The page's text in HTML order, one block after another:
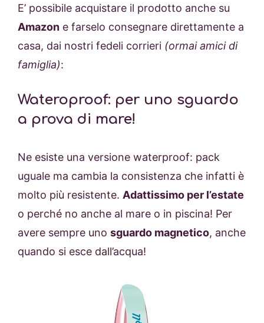
E’ possibile acquistare il prodotto anche su
Amazon e farselo consegnare direttamente a
casa, dai nostri fedeli corrieri (ormai amici di
famiglia):
Wateroproof: per uno sguardo
a prova di mare!
Ne esiste una versione waterproof: pack
uguale ma cambia la consistenza che infatti è
molto più resistente. Adattissimo per l’estate
o perché no anche al mare o in piscina! Per
avere sempre uno sguardo magnetico, anche
quando si esce dall’acqua!